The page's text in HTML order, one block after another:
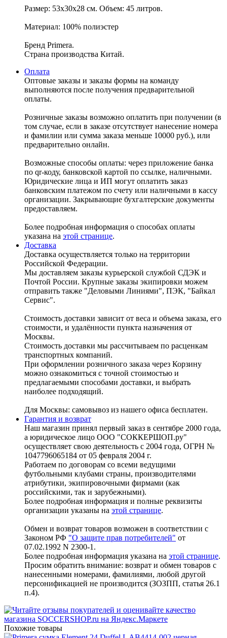
Размер: 53x30x28 см. Объем: 45 литров.
Материал: 100% полиэстер
Бренд Primera.
Страна производства Китай.
Оплата
Оптовые заказы и заказы формы на команду
выполняются после получения предварительной
оплаты.
Розничные заказы возможно оплатить при получении (в
том случае, если в заказе отсутствует нанесение номера
и фамилии или сумма заказа меньше 10000 руб.), или
предварительно онлайн.
Возможные способы оплаты: через приложение банка
по qr-коду, банковской картой по ссылке, наличными.
Юридические лица и ИП могут оплатить заказ
банковским платежом по счету или наличными в кассу
организации. Закрывающие бухгалтерские документы
предоставляем.
Более подробная информация о способах оплаты
указана на этой странице.
Доставка
Доставка осуществляется только на территории
Российской Федерации.
Мы доставляем заказы курьерской службой СДЭК и
Почтой России. Крупные заказы экипировки можем
отправить также "Деловыми Линиями", ПЭК, "Байкал
Сервис".
Стоимость доставки зависит от веса и объема заказа, его
стоимости, и удалённости пункта назначения от
Москвы.
Стоимость доставки мы рассчитываем по расценкам
транспортных компаний.
При оформлении розничного заказа через Корзину
можно ознакомиться с точной стоимостью и
предлагаемыми способами доставки, и выбрать
наиболее подходящий.
Для Москвы: самовывоз из нашего офиса бесплатен.
Гарантия и возврат
Наш магазин принял первый заказ в сентябре 2000 года,
а юридическое лицо ООО "СОККЕРШОП.ру"
осуществляет свою деятельность с 2004 года, ОГРН №
1047796065184 от 05 февраля 2004 г.
Работаем по договорам со всеми ведущими
футбольными клубами страны, производителями
атрибутики, экипировочными фирмами (как
российскими, так и зарубежными).
Более подробная информация и полные реквизиты
организации указаны на этой странице.
Обмен и возврат товаров возможен в соответствии с
Законом РФ "О защите прав потребителей" от
07.02.1992 N 2300-1.
Более подробная информация указана на этой странице.
Просим обратить внимание: возврат и обмен товаров с
нанесенными номерами, фамилиями, любой другой
персонификацией не производится (ЗОЗПП, статья 26.1
п.4).
Похожие товары